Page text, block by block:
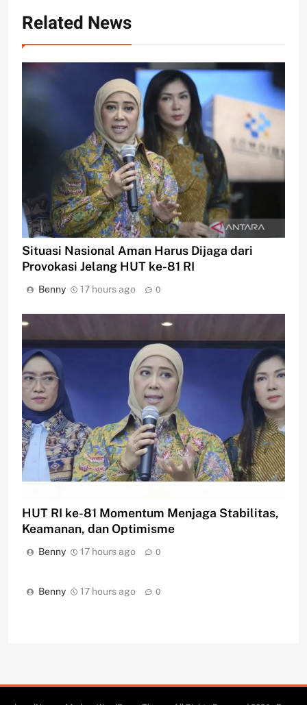
Related News
Situasi Nasional Aman Harus Dijaga dari
Provokasi Jelang HUT ke-81 RI
Benny 17 hours ago 0
HUT RI ke-81 Momentum Menjaga Stabilitas,
Keamanan, dan Optimisme
Benny 17 hours ago 0
Benny 17 hours ago 0